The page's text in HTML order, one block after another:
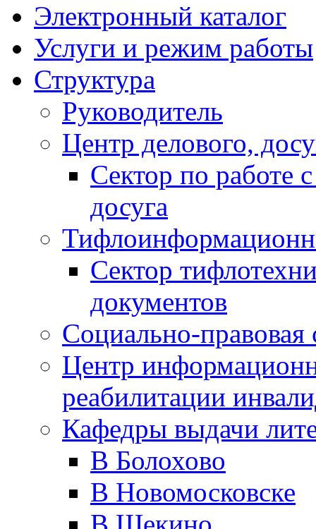
Электронный каталог
Услуги и режим работы
Структура
Руководитель
Центр делового,
Сектор по работе
досуга
Сектор
документов
Социально-правовая
Центр
реабилитации
Кафедры выдачи
В Болохово
В Новомосковске